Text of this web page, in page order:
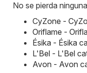
No se pierda
CyZone -
Oriflame -
Ésika - Ésika
L'Bel - L'Bel
Avon - Avon